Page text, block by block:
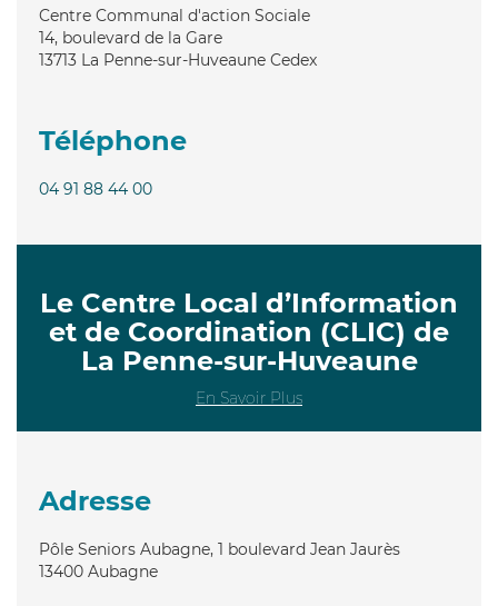
Centre Communal d'action Sociale
14, boulevard de la Gare
13713 La Penne-sur-Huveaune Cedex
Téléphone
04 91 88 44 00
Le Centre Local d’Information
et de Coordination (CLIC) de
La Penne-sur-Huveaune
En Savoir Plus
Adresse
Pôle Seniors Aubagne, 1 boulevard Jean Jaurès
13400 Aubagne